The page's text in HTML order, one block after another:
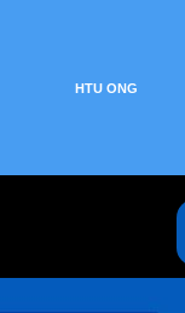
HTU ONG